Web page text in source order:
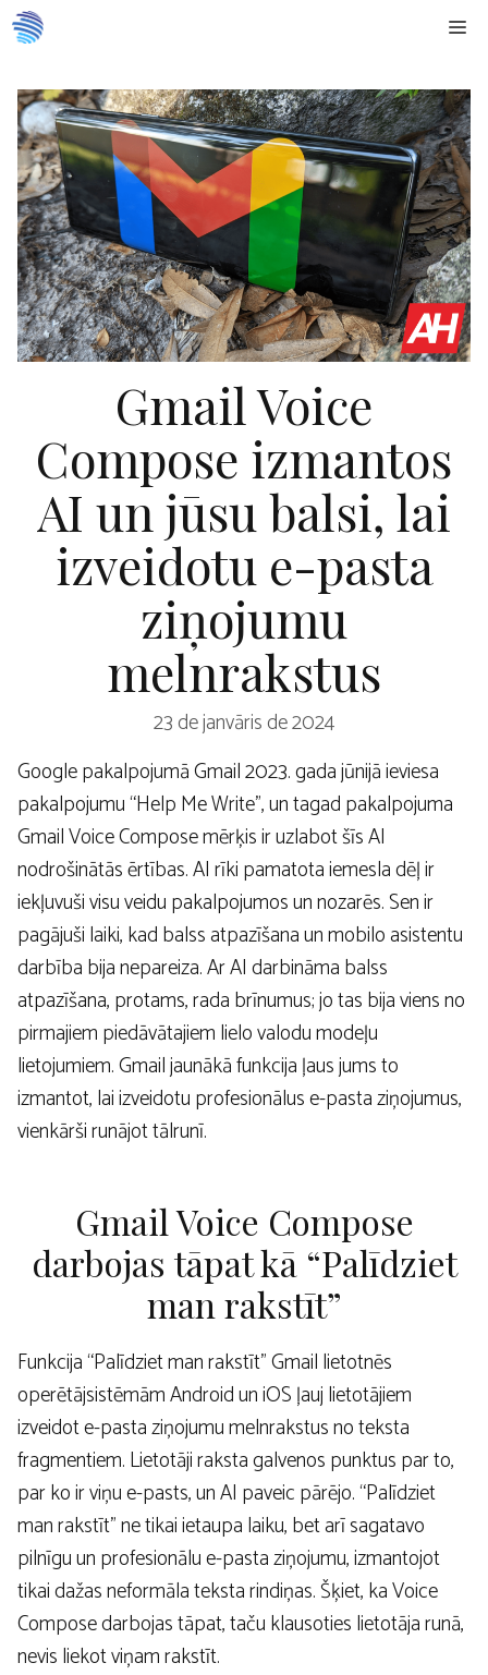
Doties
uz
Gmail Voice
Compose izmantos
AI un jūsu balsi, lai
izveidotu e-pasta
ziņojumu
melnrakstus
23 de janvāris de 2024
Google pakalpojumā Gmail 2023. gada jūnijā ieviesa
pakalpojumu “Help Me Write”, un tagad pakalpojuma
Gmail Voice Compose mērķis ir uzlabot šīs AI
nodrošinātās ērtības. AI rīki pamatota iemesla dēļ ir
iekļuvuši visu veidu pakalpojumos un nozarēs. Sen ir
pagājuši laiki, kad balss atpazīšana un mobilo asistentu
darbība bija nepareiza. Ar AI darbināma balss
atpazīšana, protams, rada brīnumus; jo tas bija viens no
pirmajiem piedāvātajiem lielo valodu modeļu
lietojumiem. Gmail jaunākā funkcija ļaus jums to
izmantot, lai izveidotu profesionālus e-pasta ziņojumus,
vienkārši runājot tālrunī.
Gmail Voice Compose
darbojas tāpat kā “Palīdziet
man rakstīt”
Funkcija “Palīdziet man rakstīt” Gmail lietotnēs
operētājsistēmām Android un iOS ļauj lietotājiem
izveidot e-pasta ziņojumu melnrakstus no teksta
fragmentiem. Lietotāji raksta galvenos punktus par to,
par ko ir viņu e-pasts, un AI paveic pārējo. “Palīdziet
man rakstīt” ne tikai ietaupa laiku, bet arī sagatavo
pilnīgu un profesionālu e-pasta ziņojumu, izmantojot
tikai dažas neformāla teksta rindiņas. Šķiet, ka Voice
Compose darbojas tāpat, taču klausoties lietotāja runā,
nevis liekot viņam rakstīt.